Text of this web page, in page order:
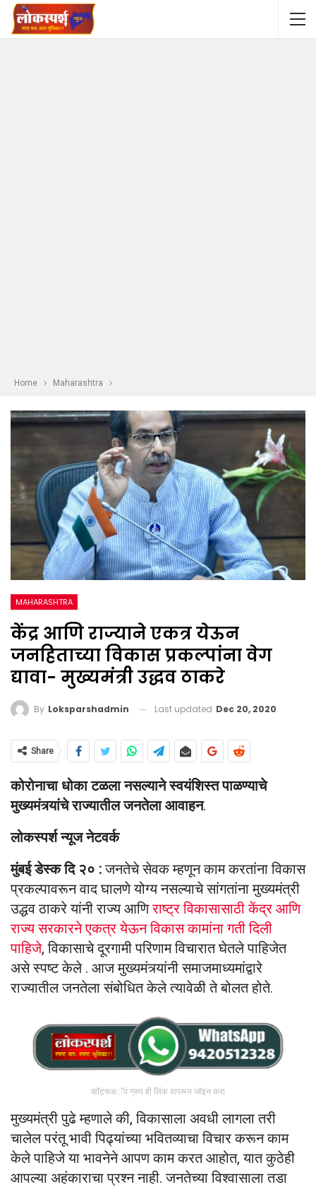
Home Maharashtra
MAHARASHTRA
केंद्र आणि राज्याने एकत्र येऊन
जनहिताच्या विकास प्रकल्पांना वेग
द्यावा- मुख्यमंत्री उद्धव ठाकरे
By Loksparshadmin Last updated Dec 20, 2020
Share
कोरोनाचा धोका टळला नसल्याने स्वयंशिस्त पाळण्याचे
मुख्यमंत्र्यांचे राज्यातील जनतेला आवाहन.
लोकस्पर्श न्यूज नेटवर्क
मुंबई डेस्क दि २० :जनतेचे सेवक म्हणून काम करतांना विकास
प्रकल्पावरून वाद घालणे योग्य नसल्याचे सांगतांना मुख्यमंत्री
उद्धव ठाकरे यांनी राज्य आणिराष्ट्र विकासासाठी केंद्र आणि
राज्य सरकारने एकत्र येऊन विकास कामांना गती दिली
पाहिजे, विकासाचे दूरगामी परिणाम विचारात घेतले पाहिजेत
असे स्पष्ट केले . आज मुख्यमंत्र्यांनी समाजमाध्यमांद्वारे
राज्यातील जनतेला संबोधित केले त्यावेळी ते बोलत होते.
व्हॉट्सअॅप ग्रुप ही लिंक वापरून जॉइन करा
मुख्यमंत्री पुढे म्हणाले की, विकासाला अवधी लागला तरी
चालेल परंतू भावी पिढ्यांच्या भवितव्याचा विचार करून काम
केले पाहिजे या भावनेने आपण काम करत आहोत, यात कुठेही
आपल्या अहंकाराचा प्रश्न नाही. जनतेच्या विश्वासाला तडा